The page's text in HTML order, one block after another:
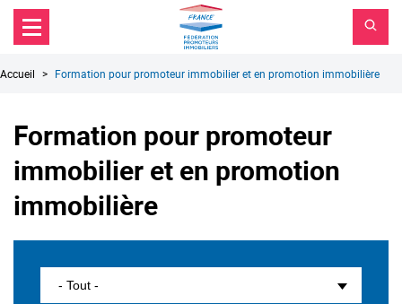
Aller au contenu principal
Aller au menu principal
Aller à la recherche
FPI
France
Accueil Formation pour promoteur immobilier et en promotion immobilière
Formation pour promoteur
immobilier et en promotion
immobilière